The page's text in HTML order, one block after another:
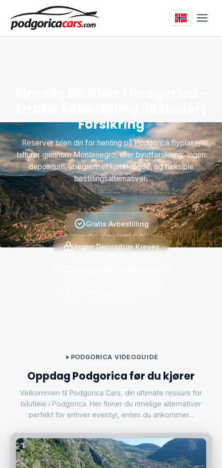
Forsikring
Reserver bilen din for henting på Podgorica flyplass,
bilturer gjennom Montenegro, eller byutforskning. Ingen
depositum, ubegrenset kjørelengde, og fleksible
bestillingsalternativer.
Gratis Avbestilling
Ingen Depositum Kreves
PODGORICA VIDEOGUIDE
Oppdag Podgorica før du kjører
Velkommen til Podgorica Cars, din ultimate ressurs for
bilutleie i Podgorica. Her finner du rimelige alternativer
perfekt for enhver eventyr, enten du ankommer...